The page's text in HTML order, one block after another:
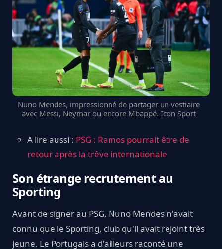
Nuno Mendes, impressionné de partager un vestiaire
avec Messi, Neymar ou encore Mbappé. Icon Sport
A lire aussi : PSG : Ramos pourrait être de
retour après la trêve internationale
Son étrange recrutement au
Sporting
Avant de signer au PSG, Nuno Mendes n'avait
connu que le Sporting, club qu'il avait rejoint très
jeune. Le Portugais a d'ailleurs raconté une